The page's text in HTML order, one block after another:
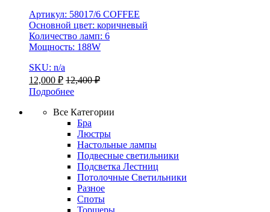
Артикул: 58017/6 COFFEE
Основной цвет: коричневый
Количество ламп: 6
Мощность: 188W
SKU: n/a
12,000 ₽ 12,400₽
Подробнее
Все Категории
Бра
Люстры
Настольные лампы
Подвесные светильники
Подсветка Лестниц
Потолочные Светильники
Разное
Споты